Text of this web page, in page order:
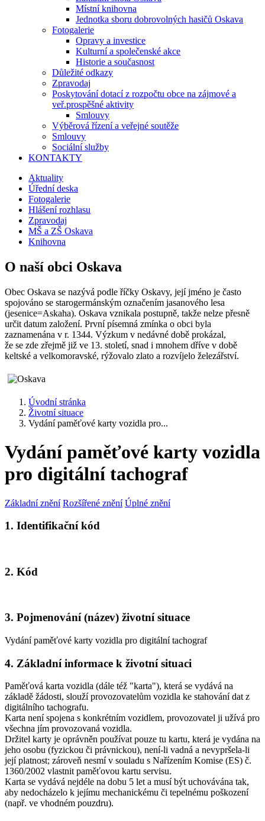
Místní knihovna
Jednotka sboru dobrovolných hasičů Oskava
Fotogalerie
Opravy a investice
Kulturní a společenské akce
Historie a současnost
Důležité odkazy
Zpravodaj
Poskytování dotací z rozpočtu obce na zájmové a
veř.prospěšné aktivity
Smlouvy
Výběrová řízení a veřejné soutěže
Smlouvy
Sociální služby
KONTAKTY
Aktuality
Úřední deska
Fotogalerie
Hlášení rozhlasu
Zpravodaj
MŠ a ZŠ Oskava
Knihovna
O naší obci Oskava
Obec Oskava se nazývá podle říčky Oskavy, její jméno je často
spojováno se starogermánským označením jasanového lesa
(jesenice=Askaha). Oskava vznikala postupně, takže nelze přesně
určit datum založení. První písemná zmínka o obci byla
zaznamenána v r. 1344. Výzkum v nedávné době prokázal,
že se zde zřejmě již ve 13. století, snad i mnohem dříve v době
keltské a velkomoravské, rýžovalo zlato a rozvíjelo železářství.
Úvodní stránka
Životní situace
Vydání paměťové karty vozidla pro...
Vydání paměťové karty vozidla
pro digitální tachograf
Základní znění Rozšířené znění Úplné znění
1. Identifikační kód
2. Kód
3. Pojmenování (název) životní situace
Vydání paměťové karty vozidla pro digitální tachograf
4. Základní informace k životní situaci
Paměťová karta vozidla (dále též "karta"), která se vydává na
základě žádosti, slouží provozovatelům vozidla ke stahování dat z
digitálního tachografu.
Karta není spojena s konkrétním vozidlem, provozovatel ji užívá pro
všechna jím provozovaná vozidla.
Držitel karty je oprávněn používat pouze tu kartu, která je vydána na
jeho osobu (fyzickou či právnickou), není-li vadná a nevypršela-li
její platnost; zároveň nesmí v souladu s Nařízením Komise (ES) č.
1360/2002 vlastnit paměťovou kartu servisu.
Karta se vydává nejdéle na dobu 5 let a musí být uchovávána tak,
aby nedocházelo k jejímu mechanickému či tepelnému poškození
(např. ve vhodném pouzdru).